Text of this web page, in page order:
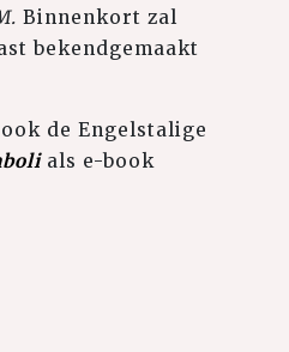
Binnenkort zal
bekendgemaakt
de Engelstalige
als e-book